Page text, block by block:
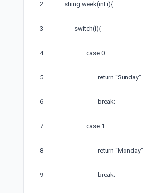
2
3
4
5
6
7
8
9
string week(int i){
switch(i){
case 0:
return “Sunday”
break;
case 1 :
return “Monday”
break;